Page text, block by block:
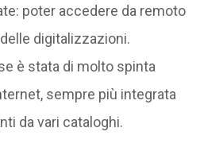
poter accedere da remoto
digitalizzazioni.
è stata di molto spinta
sempre più integrata
da vari cataloghi.